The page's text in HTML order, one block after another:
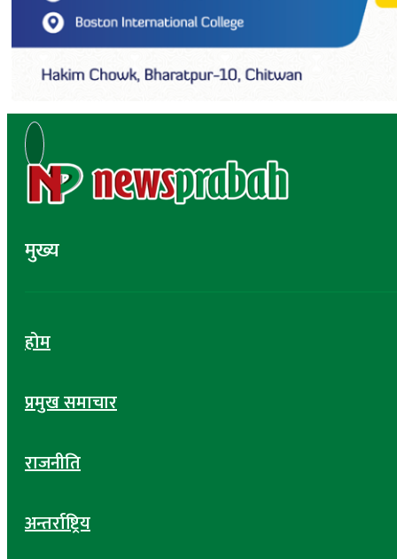
मुख्य
होम
प्रमुख समाचार
राजनीति
अन्तर्राष्ट्रिय